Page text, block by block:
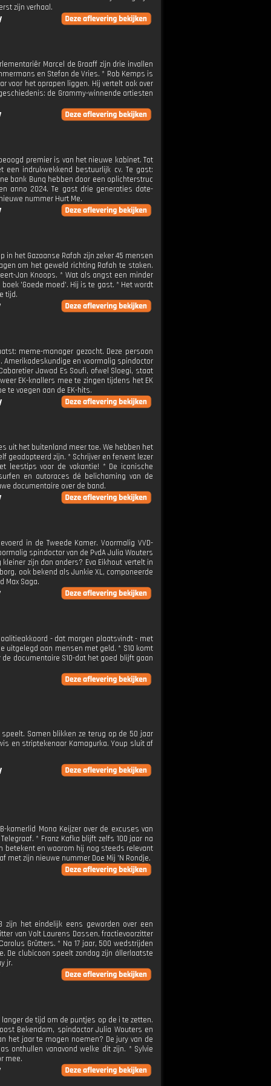
zijn verhaal.
Marcel de Graaff zijn drie invallen
en Stefan de Vries. * Rob Kemps is
voor het oprapen liggen. Hij vertelt ook over
de Grammy-winnende artiesten
premier is van het nieuwe kabinet. Tot
indrukwekkend bestuurlijk cv. Te gast:
bank Bunq hebben door een oplichterstruc
anno 2024. Te gast drie generaties date-
nummer Hurt Me.
het Gazaanse Rafah zijn zeker 45 mensen
om het geweld richting Rafah te staken.
Jan Knoops. * Wat als angst een minder
'Goede moed'. Hij is te gast. * Het wordt
tijd.
meme-manager gezocht. Deze persoon
Amerikadeskundige en voormalig spindoctor
Jawad Es Soufi, ofwel Sloegi, staat
EK-knallers mee te zingen tijdens het EK
te voegen aan de EK-hits.
uit het buitenland meer toe. We hebben het
geadopteerd zijn. * Schrijver en fervent lezer
leestips voor de vakantie! * De iconische
en autoraces dé belichaming van de
documentaire over de band.
in de Tweede Kamer. Voormalig VVD-
spindoctor van de PvdA Julia Wouters
zijn dan anders? Eva Eikhout vertelt in
ook bekend als Junkie XL, componeerde
Max Saga.
- dat morgen plaatsvindt - met
uitgelegd aan mensen met geld. * S10 komt
documentaire S10-dat het goed blijft gaan
Samen blikken ze terug op de 50 jaar
en striptekenaar Kamagurka. Youp sluit af
kamerlid Mona Keijzer over de excuses van
* Franz Kafka blijft zelfs 100 jaar na
betekent en waarom hij nog steeds relevant
met zijn nieuwe nummer Doe Mij 'N Rondje.
zijn het eindelijk eens geworden over een
van Volt Laurens Dassen, fractievoorzitter
Grütters. * Na 17 jaar, 500 wedstrijden
De clubicoon speelt zondag zijn állerlaatste
jr.
de tijd om de puntjes op de i te zetten.
Bekendam, spindoctor Julia Wouters en
het jaar te mogen noemen? De jury van de
onthullen vanavond welke dit zijn. * Sylvie
mee.